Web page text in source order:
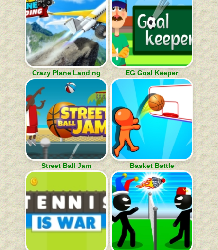
Crazy Plane Landing EG Goal Keeper
Street Ball Jam Basket Battle